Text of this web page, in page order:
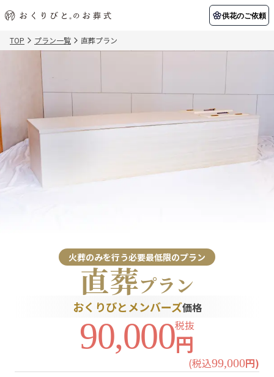
供花のご依頼
初めての方へ
葬儀の流れ 会員制度
アフターサポート
会社を知る
関東エリア
東京都 埼玉県
千葉県
北海道エリア
お客様の声
よくある質問
葬儀の知識
TOP プラン一覧 直葬プラン
火葬のみを行う必要最低限のプラン
直葬プラン
おくりびとメンバーズ価格
90,000税抜
円
(税込99,000円)